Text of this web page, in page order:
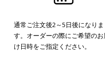
通常ご注文後2～5日後になりま
す。オーダーの際にご希望のお
け日時をご指定ください。